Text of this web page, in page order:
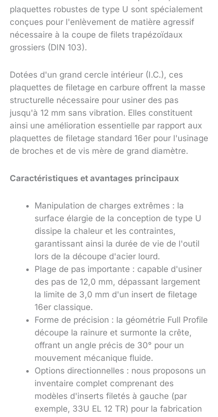
plaquettes robustes de type U sont spécialement
conçues pour l'enlèvement de matière agressif
nécessaire à la coupe de filets trapézoïdaux
grossiers (DIN 103).
Dotées d'un grand cercle intérieur (I.C.), ces
plaquettes de filetage en carbure offrent la masse
structurelle nécessaire pour usiner des pas
jusqu'à 12 mm sans vibration. Elles constituent
ainsi une amélioration essentielle par rapport aux
plaquettes de filetage standard 16er pour l'usinage
de broches et de vis mère de grand diamètre.
Caractéristiques et avantages principaux
Manipulation de charges extrêmes : la
surface élargie de la conception de type U
dissipe la chaleur et les contraintes,
garantissant ainsi la durée de vie de l'outil
lors de la découpe d'acier lourd.
Plage de pas importante : capable d'usiner
des pas de 12,0 mm, dépassant largement
la limite de 3,0 mm d'un insert de filetage
16er classique.
Forme de précision : la géométrie Full Profile
découpe la rainure et surmonte la crête,
offrant un angle précis de 30° pour un
mouvement mécanique fluide.
Options directionnelles : nous proposons un
inventaire complet comprenant des
modèles d'inserts filetés à gauche (par
exemple, 33U EL 12 TR) pour la fabrication